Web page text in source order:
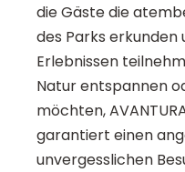
die Gäste die
des Parks
Erlebnissen
Natur entspannen
möchten,
garantiert einen
unvergesslichen